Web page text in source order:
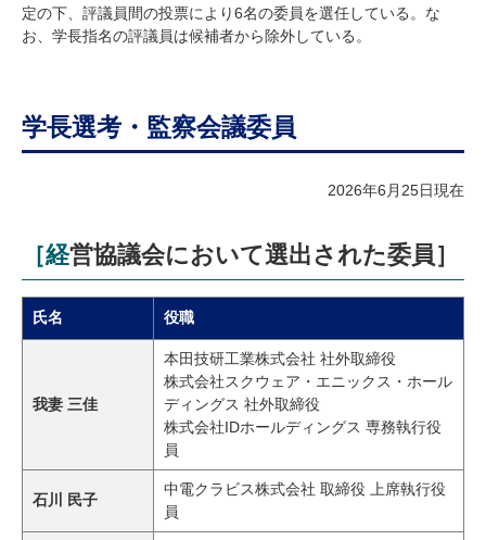
定の下、評議員間の投票により6名の委員を選任している。な
お、学長指名の評議員は候補者から除外している。
学長選考・監察会議委員
2026年6月25日現在
［経営協議会において選出された委員］
氏名 役職
我妻 三佳
本田技研工業株式会社 社外取締役
株式会社スクウェア・エニックス・ホール
ディングス 社外取締役
株式会社IDホールディングス 専務執行役
員
石川 民子
中電クラビス株式会社 取締役 上席執行役
員